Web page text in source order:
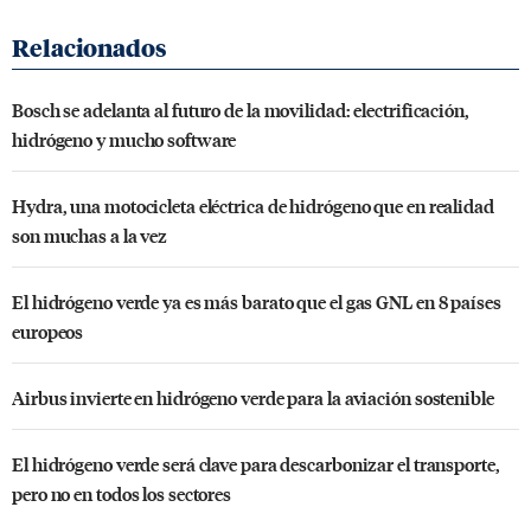
Bosch se adelanta al futuro de la movilidad: electrificación,
hidrógeno y mucho software
Hydra, una motocicleta eléctrica de hidrógeno que en realidad
son muchas a la vez
El hidrógeno verde ya es más barato que el gas GNL en 8 países
europeos
Airbus invierte en hidrógeno verde para la aviación sostenible
El hidrógeno verde será clave para descarbonizar el transporte,
pero no en todos los sectores